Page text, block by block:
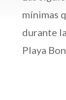
mínimas
durante
Playa